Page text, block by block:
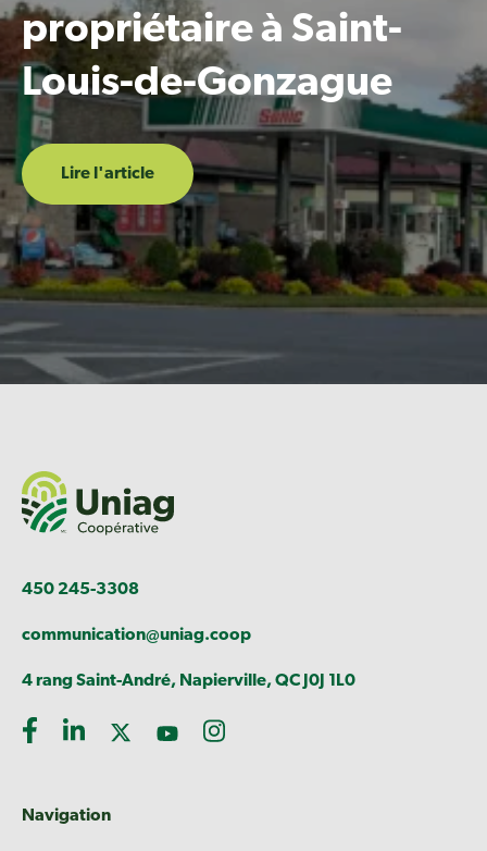
propriétaire à Saint-
Louis-de-Gonzague
Lire l'article
450 245-3308
communication@uniag.coop
4 rang Saint-André, Napierville, QC J0J 1L0
Navigation